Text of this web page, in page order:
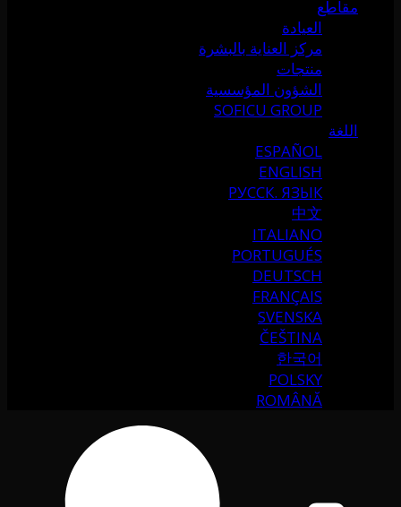
مقاطع
العيادة
مركز العناية بالبشرة
منتجات
الشؤون المؤسسية
SOFICU GROUP
اللغة
ESPAÑOL
ENGLISH
РУССК. ЯЗЫК
中文
ITALIANO
PORTUGUÉS
DEUTSCH
FRANÇAIS
SVENSKA
ČEŠTINA
한국어
POLSKY
ROMÂNĂ